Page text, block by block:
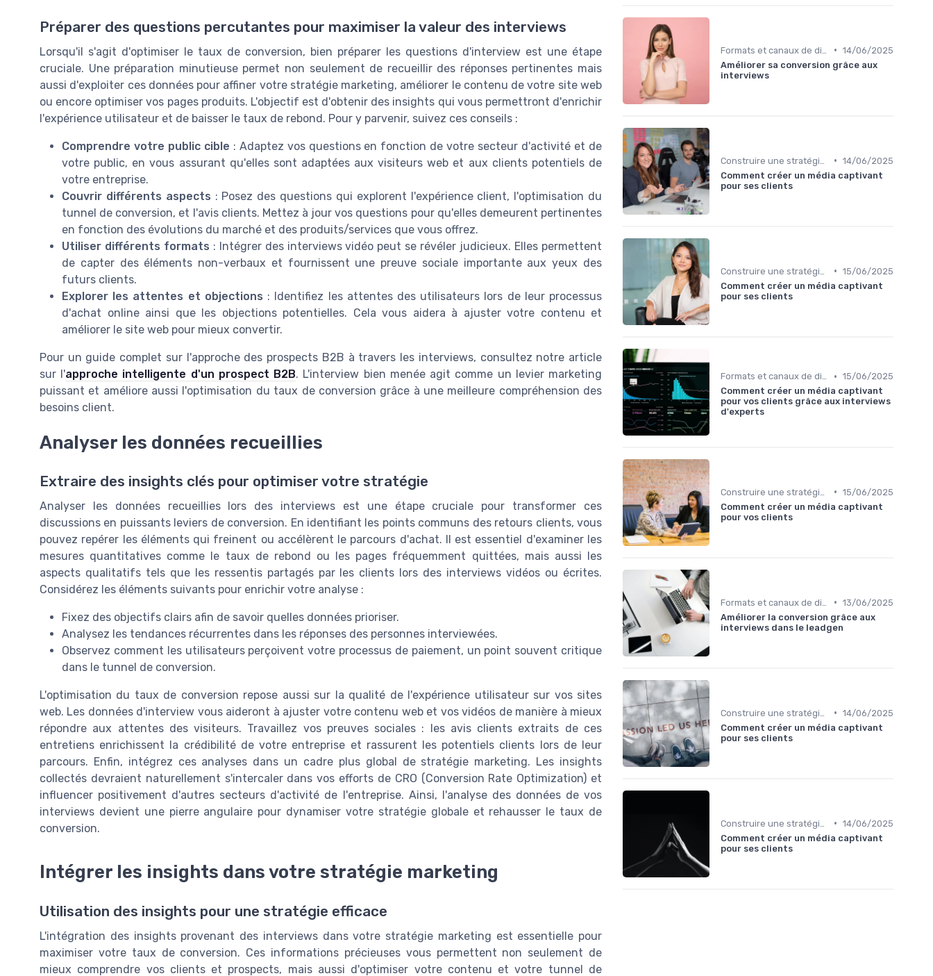
Préparer des questions percutantes pour maximiser la valeur des interviews
Lorsqu'il s'agit d'optimiser le taux de conversion, bien préparer les questions d'interview est une étape
cruciale. Une préparation minutieuse permet non seulement de recueillir des réponses pertinentes mais
aussi d'exploiter ces données pour affiner votre stratégie marketing, améliorer le contenu de votre site web
ou encore optimiser vos pages produits. L'objectif est d'obtenir des insights qui vous permettront d'enrichir
l'expérience utilisateur et de baisser le taux de rebond. Pour y parvenir, suivez ces conseils :
Comprendre votre public cible : Adaptez vos questions en fonction de votre secteur d'activité et de
votre public, en vous assurant qu'elles sont adaptées aux visiteurs web et aux clients potentiels de
votre entreprise.
Couvrir différents aspects : Posez des questions qui explorent l'expérience client, l'optimisation du
tunnel de conversion, et l'avis clients. Mettez à jour vos questions pour qu'elles demeurent pertinentes
en fonction des évolutions du marché et des produits/services que vous offrez.
Utiliser différents formats : Intégrer des interviews vidéo peut se révéler judicieux. Elles permettent
de capter des éléments non-verbaux et fournissent une preuve sociale importante aux yeux des
futurs clients.
Explorer les attentes et objections : Identifiez les attentes des utilisateurs lors de leur processus
d'achat online ainsi que les objections potentielles. Cela vous aidera à ajuster votre contenu et
améliorer le site web pour mieux convertir.
Pour un guide complet sur l'approche des prospects B2B à travers les interviews, consultez notre article
sur l'approche intelligente d'un prospect B2B. L'interview bien menée agit comme un levier marketing
puissant et améliore aussi l'optimisation du taux de conversion grâce à une meilleure compréhension des
besoins client.
Analyser les données recueillies
Extraire des insights clés pour optimiser votre stratégie
Analyser les données recueillies lors des interviews est une étape cruciale pour transformer ces
discussions en puissants leviers de conversion. En identifiant les points communs des retours clients, vous
pouvez repérer les éléments qui freinent ou accélèrent le parcours d'achat. Il est essentiel d'examiner les
mesures quantitatives comme le taux de rebond ou les pages fréquemment quittées, mais aussi les
aspects qualitatifs tels que les ressentis partagés par les clients lors des interviews vidéos ou écrites.
Considérez les éléments suivants pour enrichir votre analyse :
Fixez des objectifs clairs afin de savoir quelles données prioriser.
Analysez les tendances récurrentes dans les réponses des personnes interviewées.
Observez comment les utilisateurs perçoivent votre processus de paiement, un point souvent critique
dans le tunnel de conversion.
L'optimisation du taux de conversion repose aussi sur la qualité de l'expérience utilisateur sur vos sites
web. Les données d'interview vous aideront à ajuster votre contenu web et vos vidéos de manière à mieux
répondre aux attentes des visiteurs. Travaillez vos preuves sociales : les avis clients extraits de ces
entretiens enrichissent la crédibilité de votre entreprise et rassurent les potentiels clients lors de leur
parcours. Enfin, intégrez ces analyses dans un cadre plus global de stratégie marketing. Les insights
collectés devraient naturellement s'intercaler dans vos efforts de CRO (Conversion Rate Optimization) et
influencer positivement d'autres secteurs d'activité de l'entreprise. Ainsi, l'analyse des données de vos
interviews devient une pierre angulaire pour dynamiser votre stratégie globale et rehausser le taux de
conversion.
Intégrer les insights dans votre stratégie marketing
Utilisation des insights pour une stratégie efficace
L'intégration des insights provenant des interviews dans votre stratégie marketing est essentielle pour
maximiser votre taux de conversion. Ces informations précieuses vous permettent non seulement de
mieux comprendre vos clients et prospects, mais aussi d'optimiser votre contenu et votre tunnel de
• 14/06/2025
Améliorer sa conversion grâce aux
interviews
• 14/06/2025
Comment créer un média captivant
pour ses clients
• 15/06/2025
Comment créer un média captivant
pour ses clients
Formats et canaux de diffusion • 15/06/2025
Comment créer un média captivant
pour vos clients grâce aux interviews
d'experts
• 15/06/2025
Comment créer un média captivant
pour vos clients
• 13/06/2025
Améliorer la conversion grâce aux
interviews dans le leadgen
• 14/06/2025
Comment créer un média captivant
pour ses clients
• 14/06/2025
Comment créer un média captivant
pour ses clients